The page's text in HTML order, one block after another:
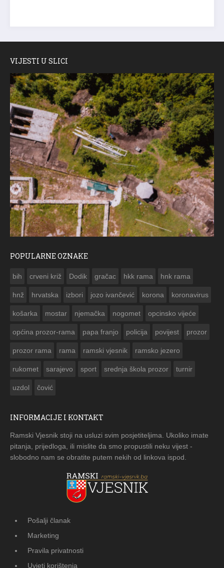
VIJESTI U SLICI
POPULARNE OZNAKE
bih crveni križ Dodik gračac hkk rama hnk rama
hnž hrvatska izbori jozo ivančević korona koronavirus
košarka mostar njemačka nogomet opcinsko vijeće
općina prozor-rama papa franjo policija povijest prozor
prozor rama rama ramski vjesnik ramsko jezero
rukomet sarajevo sport srednja škola prozor turnir
uzdol čović
INFORMACIJE I KONTAKT
Ramski Vjesnik stoji na usluzi svim posjetiteljima. Ukoliko imate
pitanja, prijedloga, ili mislite da smo propustili neku vijest -
slobodno nam se obratite putem nekih od linkova ispod.
Pošalji članak
Marketing
Pravila privatnosti
Uvjeti korištenja